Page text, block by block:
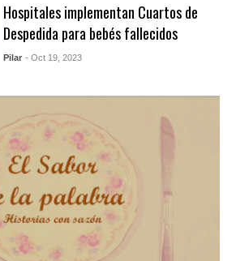
Hospitales implementan Cuartos de
Despedida para bebés fallecidos
Pilar - Oct 19, 2023